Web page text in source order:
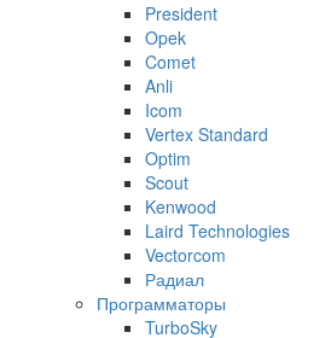
President
Opek
Comet
Anli
Icom
Vertex Standard
Optim
Scout
Kenwood
Laird Technologies
Vectorcom
Радиал
Программаторы
TurboSky